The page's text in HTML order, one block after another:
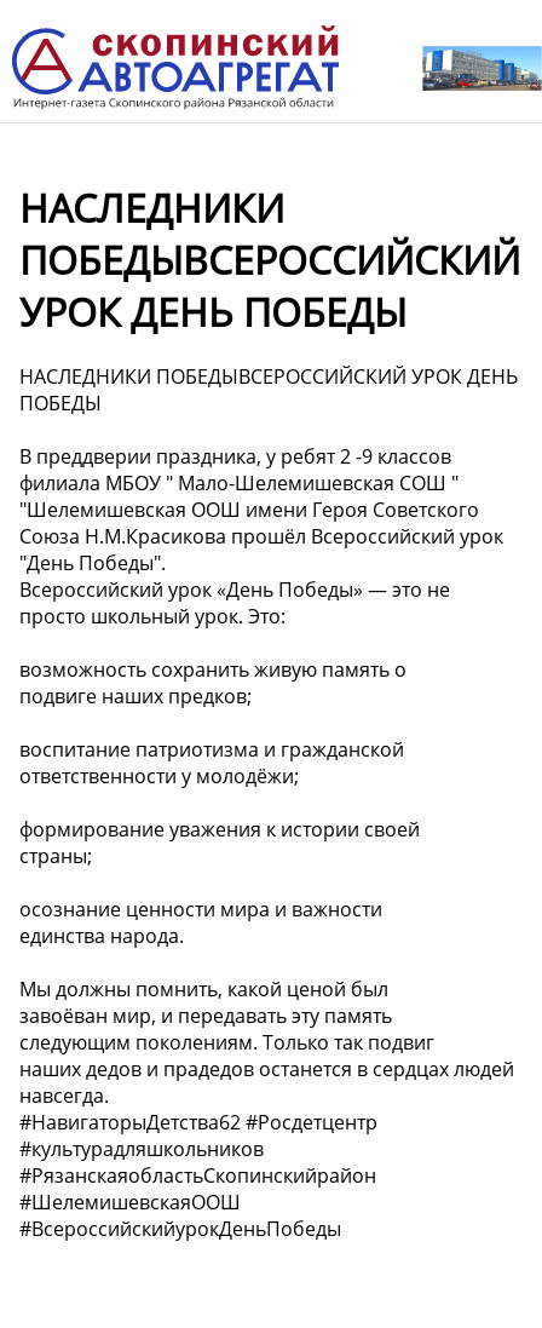
НАСЛЕДНИКИ
ПОБЕДЫВСЕРОССИЙСКИЙ
УРОК ДЕНЬ ПОБЕДЫ
НАСЛЕДНИКИ ПОБЕДЫВСЕРОССИЙСКИЙ УРОК ДЕНЬ
ПОБЕДЫ
В преддверии праздника, у ребят 2 -9 классов
филиала МБОУ " Мало-Шелемишевская СОШ "
"Шелемишевская ООШ имени Героя Советского
Союза Н.М.Красикова прошёл Всероссийский урок
"День Победы".
Всероссийский урок «День Победы» — это не
просто школьный урок. Это:
возможность сохранить живую память о
подвиге наших предков;
воспитание патриотизма и гражданской
ответственности у молодёжи;
формирование уважения к истории своей
страны;
осознание ценности мира и важности
единства народа.
Мы должны помнить, какой ценой был
завоёван мир, и передавать эту память
следующим поколениям. Только так подвиг
наших дедов и прадедов останется в сердцах людей
навсегда.
#НавигаторыДетства62 #Росдетцентр
#культурадляшкольников
#РязанскаяобластьСкопинскийрайон
#ШелемишевскаяООШ
#ВсероссийскийурокДеньПобеды